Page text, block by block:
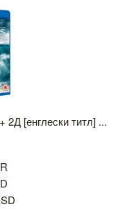
2Д [енглески титл] ...